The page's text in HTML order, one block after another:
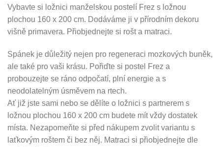
Vybavte si ložnici manželskou postelí Frez s ložnou
plochou 160 x 200 cm. Dodáváme ji v přírodním dekoru
višně primavera. Přiobjednejte si rošt a matraci.
Spánek je důležitý nejen pro regeneraci mozkových buněk,
ale také pro vaši krásu. Pořiďte si postel Frez a
probouzejte se ráno odpočatí, plní energie a s
neodolatelným úsměvem na rtech.
Ať již jste sami nebo se dělíte o ložnici s partnerem s
ložnou plochou 160 x 200 cm budete mít vždy dostatek
místa. Nezapomeňte si před nákupem zvolit variantu s
laťkovým roštem či bez něj. Matraci si přiobjednejte dle